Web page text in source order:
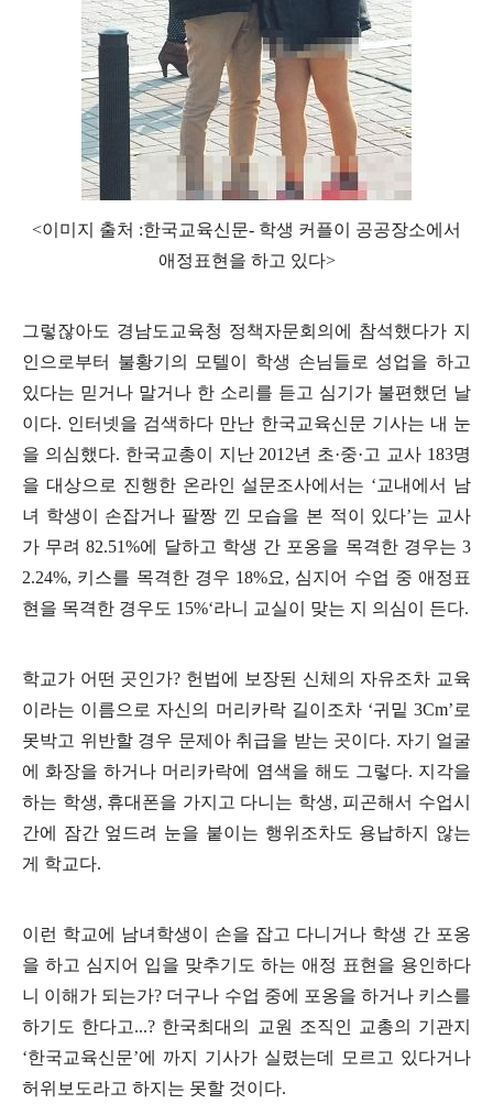
<이미지 출처 :한국교육신문- 학생 커플이 공공장소에서
애정표현을 하고 있다>
그렇잖아도 경남도교육청 정책자문회의에 참석했다가 지
인으로부터 불황기의 모텔이 학생 손님들로 성업을 하고
있다는 믿거나 말거나 한 소리를 듣고 심기가 불편했던 날
이다. 인터넷을 검색하다 만난 한국교육신문 기사는 내 눈
을 의심했다. 한국교총이 지난 2012년 초·중·고 교사 183명
을 대상으로 진행한 온라인 설문조사에서는 ‘교내에서 남
녀 학생이 손잡거나 팔짱 낀 모습을 본 적이 있다’는 교사
가 무려82.51%에 달하고 학생 간 포옹을 목격한 경우는3
2.24%, 키스를 목격한 경우 18%요, 심지어 수업 중 애정표
현을 목격한 경우도 15%‘라니 교실이 맞는 지 의심이 든다.
학교가 어떤 곳인가? 헌법에 보장된 신체의 자유조차 교육
이라는 이름으로 자신의 머리카락 길이조차 ‘귀밑3Cm’ 로
못박고 위반할 경우 문제아 취급을 받는 곳이다. 자기 얼굴
에 화장을 하거나 머리카락에 염색을 해도 그렇다. 지각을
하는 학생, 휴대폰을 가지고 다니는 학생, 피곤해서 수업시
간에 잠간 엎드려 눈을 붙이는 행위조차도 용납하지 않는
게 학교다.
이런 학교에 남녀학생이 손을 잡고 다니거나 학생 간 포옹
을 하고 심지어 입을 맞추기도 하는 애정 표현을 용인하다
니 이해가 되는가? 더구나 수업 중에 포옹을 하거나 키스를
하기도 한다고...? 한국최대의 교원 조직인 교총의 기관지
‘한국교육신문’에 까지 기사가 실렸는데 모르고 있다거나
허위보도라고 하지는 못할 것이다.